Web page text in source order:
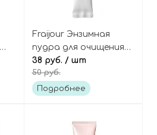
Fraijour Энзимная
пудра для очищения
кожи с пробиотиками
Pro Moisture Enzyme
Powder Wash
38 руб. / шт
50 руб.
Подробнее